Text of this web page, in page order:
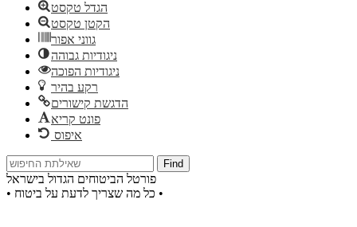
הגדל טקסט
הקטן טקסט
גווני אפור
ניגודיות גבוהה
ניגודיות הפוכה
רקע בהיר
הדגשת קישורים
פונט קריא
איפוס
Find
פורטל הביטוחים הגדול בישראל
• כל מה שצריך לדעת על ביטוח •